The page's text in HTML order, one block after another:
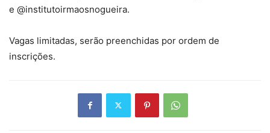
e @institutoirmaosnogueira.
Vagas limitadas, serão preenchidas por ordem de
inscrições.